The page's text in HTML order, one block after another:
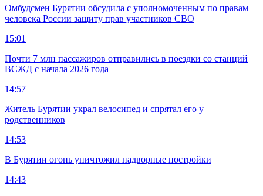
Омбудсмен Бурятии обсудила с уполномоченным по правам
человека России защиту прав участников СВО
15:01
Почти 7 млн пассажиров отправились в поездки со станций
ВСЖД с начала 2026 года
14:57
Житель Бурятии украл велосипед и спрятал его у
родственников
14:53
В Бурятии огонь уничтожил надворные постройки
14:43